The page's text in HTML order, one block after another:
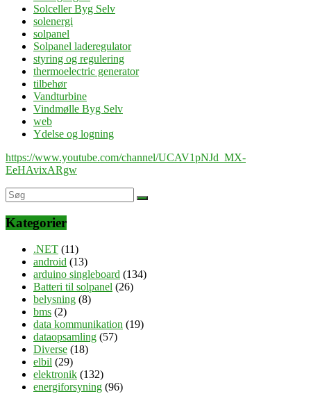
Solceller Byg Selv
solenergi
solpanel
Solpanel laderegulator
styring og regulering
thermoelectric generator
tilbehør
Vandturbine
Vindmølle Byg Selv
web
Ydelse og logning
https://www.youtube.com/channel/UCAV1pNJd_MX-
EeHAvixARgw
Kategorier
.NET (11)
android (13)
arduino singleboard (134)
Batteri til solpanel (26)
belysning (8)
bms (2)
data kommunikation (19)
dataopsamling (57)
Diverse (18)
elbil (29)
elektronik (132)
energiforsyning (96)